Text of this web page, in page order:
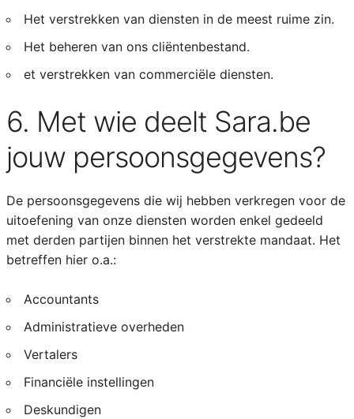
Het verstrekken van diensten in de meest ruime zin.
Het beheren van ons cliëntenbestand.
et verstrekken van commerciële diensten.
6. Met wie deelt Sara.be
jouw persoonsgegevens?
De persoonsgegevens die wij hebben verkregen voor de
uitoefening van onze diensten worden enkel gedeeld
met derden partijen binnen het verstrekte mandaat. Het
betreffen hier o.a.:
Accountants
Administratieve overheden
Vertalers
Financiële instellingen
Deskundigen